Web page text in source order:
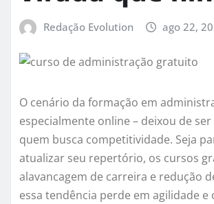
Redação Evolution ago 22,
O cenário da formação em
especialmente online – deixou de
quem busca competitividade. Seja
atualizar seu repertório, os cursos
alavancagem de carreira e redução
essa tendência perde em agilidade